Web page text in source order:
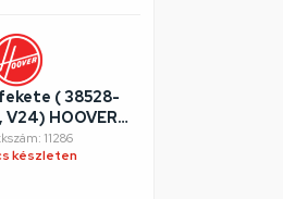
( 38528-
HOOVER
porszívó /
11286
készleten